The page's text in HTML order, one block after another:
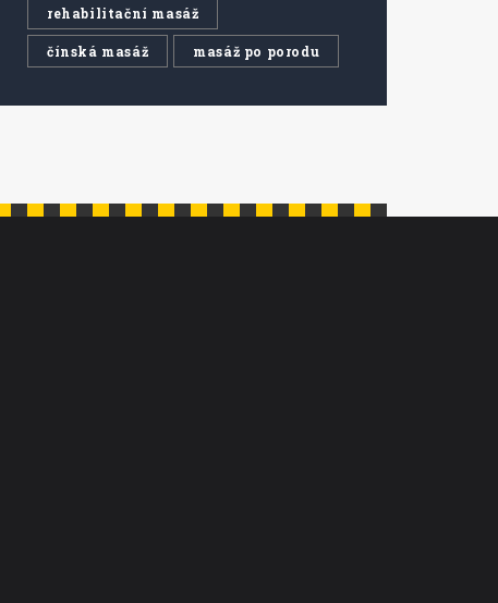
rehabilitační masáž
čínská masáž masáž po porodu